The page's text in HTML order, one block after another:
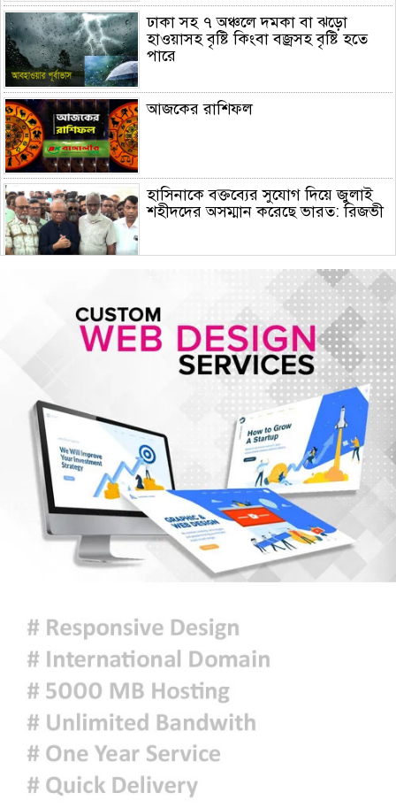
ঢাকা সহ ৭ অঞ্চলে দমকা বা ঝড়ো
হাওয়াসহ বৃষ্টি কিংবা বজ্রসহ বৃষ্টি হতে
পারে
আজকের রাশিফল
হাসিনাকে বক্তব্যের সুযোগ দিয়ে জুলাই
শহীদদের অসম্মান করেছে ভারত: রিজভী
দিল্লিতে সাকিব আল হাসানের রেকর্ডেড
বক্তব্য প্রচার : মাগুরার বাড়িতে
অগ্নিসংযোগের চেষ্টা, ভাঙচুর
দেশজুড়ে জুলাই গণঅভ্যুত্থান দিবস
আমরা যেন জুলাইকে হারিয়ে না ফেলি :
রাষ্ট্রপতি
ইরান যুদ্ধে মার্কিন ক্ষেপণাস্ত্র প্রতিরোধী
ব্যবস্থার মজুদ বিপজ্জনক মাত্রায় কমেছে
জুলাই শেষে শেয়ারবাজারে বিও হিসাব
কমেছে প্রায় ২৩ হাজার
৫ আগস্টের গণঅভ্যুত্থান ছিল এদেশের
জনগণের ঐক্যবদ্ধ প্রচেষ্টার ফসল: চিফ
হুইপ